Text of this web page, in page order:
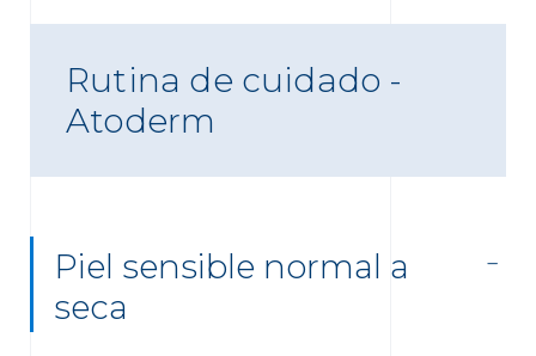
Rutina de cuidado -
Atoderm
Piel sensible normal a
seca